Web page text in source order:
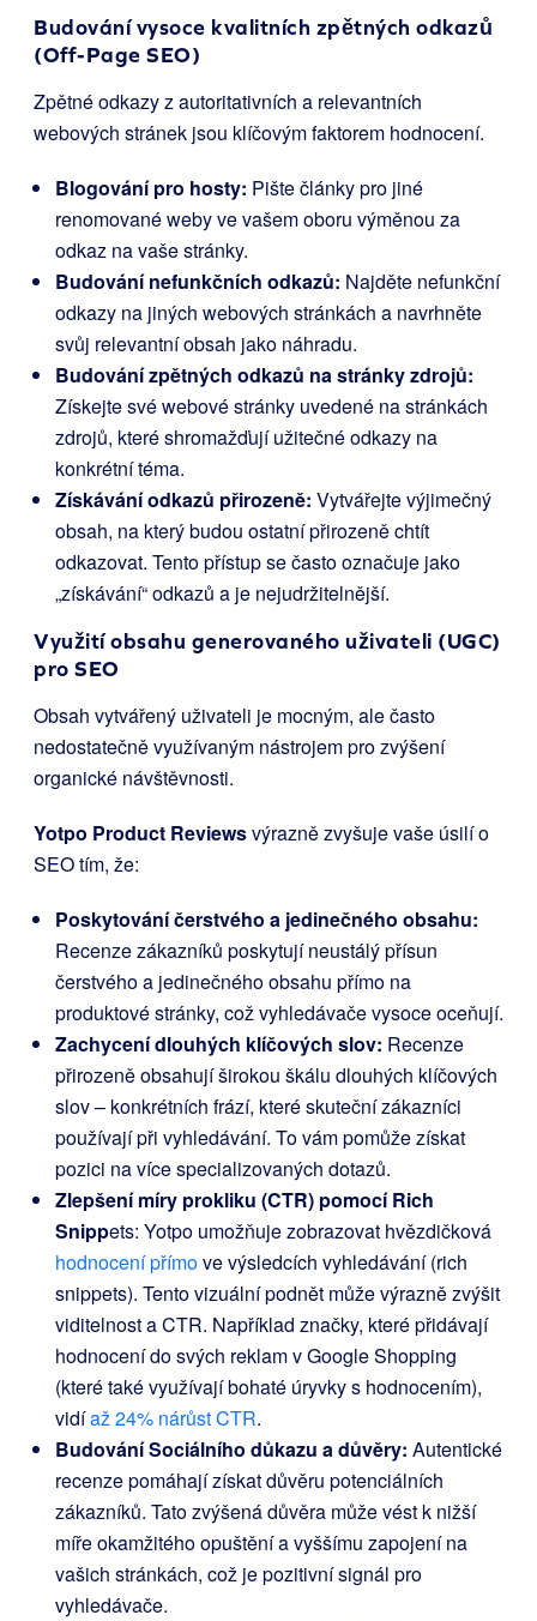
Budování vysoce kvalitních zpětných odkazů
(Off-Page SEO)
Zpětné odkazy z autoritativních a relevantních
webových stránek jsou klíčovým faktorem hodnocení.
Blogování pro hosty: Pište články pro jiné
renomované weby ve vašem oboru výměnou za
odkaz na vaše stránky.
Budování nefunkčních odkazů: Najděte nefunkční
odkazy na jiných webových stránkách a navrhněte
svůj relevantní obsah jako náhradu.
Budování zpětných odkazů na stránky zdrojů:
Získejte své webové stránky uvedené na stránkách
zdrojů, které shromažďují užitečné odkazy na
konkrétní téma.
Získávání odkazů přirozeně: Vytvářejte výjimečný
obsah, na který budou ostatní přirozeně chtít
odkazovat. Tento přístup se často označuje jako
„získávání“ odkazů a je nejudržitelnější.
Využití obsahu generovaného uživateli (UGC)
pro SEO
Obsah vytvářený uživateli je mocným, ale často
nedostatečně využívaným nástrojem pro zvýšení
organické návštěvnosti.
Yotpo Product Reviewsvýrazně zvyšuje vaše úsilí o
SEO tím, že:
Poskytování čerstvého a jedinečného obsahu:
Recenze zákazníků poskytují neustálý přísun
čerstvého a jedinečného obsahu přímo na
produktové stránky, což vyhledávače vysoce oceňují.
Zachycení dlouhých klíčových slov: Recenze
přirozeně obsahují širokou škálu dlouhých klíčových
slov – konkrétních frází, které skuteční zákazníci
používají při vyhledávání. To vám pomůže získat
pozici na více specializovaných dotazů.
Zlepšení míry prokliku (CTR) pomocí Rich
Snippets: Yotpo umožňuje zobrazovat hvězdičková
hodnocení přímove výsledcích vyhledávání (rich
snippets). Tento vizuální podnět může výrazně zvýšit
viditelnost a CTR. Například značky, které přidávají
hodnocení do svých reklam v Google Shopping
(které také využívají bohaté úryvky s hodnocením),
vidíaž 24% nárůst CTR.
Budování Sociálního důkazu a důvěry: Autentické
recenze pomáhají získat důvěru potenciálních
zákazníků. Tato zvýšená důvěra může vést k nižší
míře okamžitého opuštění a vyššímu zapojení na
vašich stránkách, což je pozitivní signál pro
vyhledávače.